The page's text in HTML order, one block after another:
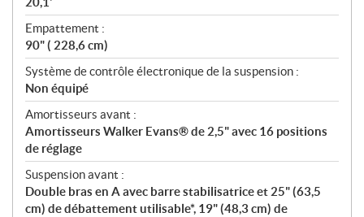
Empattement :
90" ( 228,6 cm)
Système de contrôle électronique de la suspension :
Non équipé
Amortisseurs avant :
Amortisseurs Walker Evans® de 2,5" avec 16 positions
de réglage
Suspension avant :
Double bras en A avec barre stabilisatrice et 25" (63,5
cm) de débattement utilisable*, 19" (48,3 cm) de